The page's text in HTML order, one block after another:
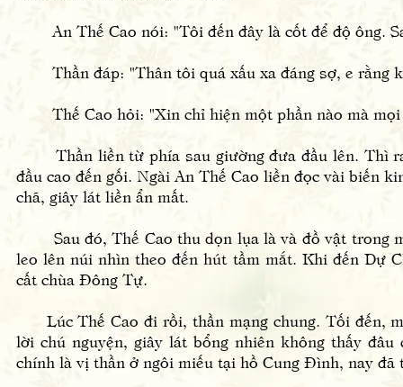
An Thế Cao nói: "Tôi đến đây là cốt để độ ông.
Thần đáp: "Thân tôi quá xấu xa đáng sợ, e rằng
Thế Cao hỏi: "Xin chỉ hiện một phần nào mà mọi
Thần liền từ phía sau giường đưa đầu lên. Thì ra
đầu cao đến gối. Ngài An Thế Cao liền đọc vài biến
chã, giây lát liền ẩn mất.
Sau đó, Thế Cao thu dọn lụa là và đồ vật trong
leo lên núi nhìn theo đến hút tầm mắt. Khi đến Dự
cất chùa Đông Tự.
Lúc Thế Cao đi rồi, thần mạng chung. Tối đến,
lời chú nguyện, giây lát bổng nhiên không thấy
chính là vị thần ở ngôi miếu tại hồ Cung Đình, nay đã